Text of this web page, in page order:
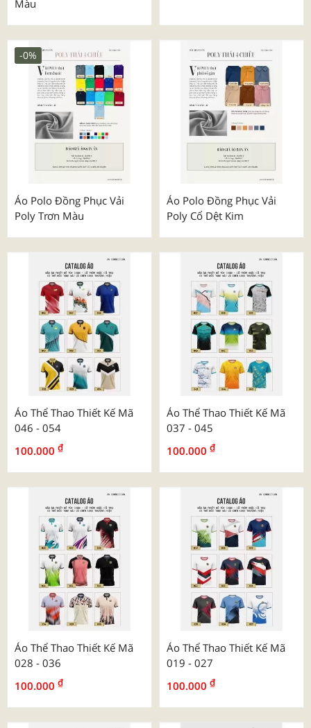
Màu
Áo Polo Đồng Phục Vải
Poly Trơn Màu
-0%
Áo Polo Đồng Phục Vải
Poly Cổ Dệt Kim
Áo Thể Thao Thiết Kế Mã
046 - 054
100.000 ₫
Áo Thể Thao Thiết Kế Mã
037 - 045
100.000 ₫
Áo Thể Thao Thiết Kế Mã
028 - 036
100.000 ₫
Áo Thể Thao Thiết Kế Mã
019 - 027
100.000 ₫